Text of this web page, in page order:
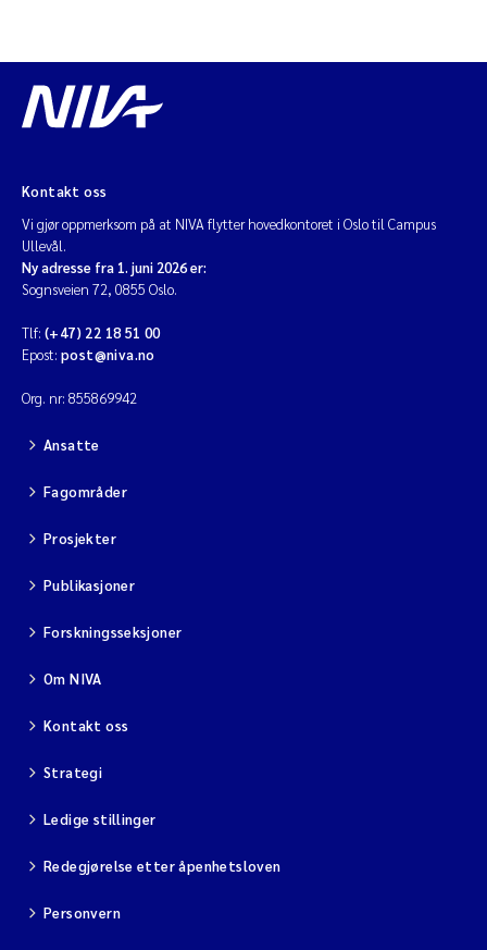
Kontakt oss
Vi gjør oppmerksom på at NIVA flytter hovedkontoret i Oslo til Campus
Ullevål.
Ny adresse fra 1. juni 2026 er:
Sognsveien 72, 0855 Oslo.
Tlf: (+47) 22 18 51 00
Epost: post@niva.no
Org. nr: 855869942
Ansatte
Fagområder
Prosjekter
Publikasjoner
Forskningsseksjoner
Om NIVA
Kontakt oss
Strategi
Ledige stillinger
Redegjørelse etter åpenhetsloven
Personvern